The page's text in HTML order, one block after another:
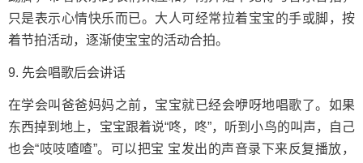
只是表示心情快乐而已。大人可经常拉着宝宝的手或脚，按
着节拍活动，逐渐使宝宝的活动合拍。
9. 先会唱歌后会讲话
在学会叫爸爸妈妈之前，宝宝就已经会咿呀地唱歌了。如果
东西掉到地上，宝宝跟着说“咚，咚”，听到小鸟的叫声，自己
也会“吱吱喳喳”。可以把宝 宝发出的声音录下来反复播放，